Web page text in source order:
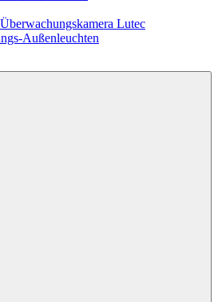
Lutec
Außenleuchten